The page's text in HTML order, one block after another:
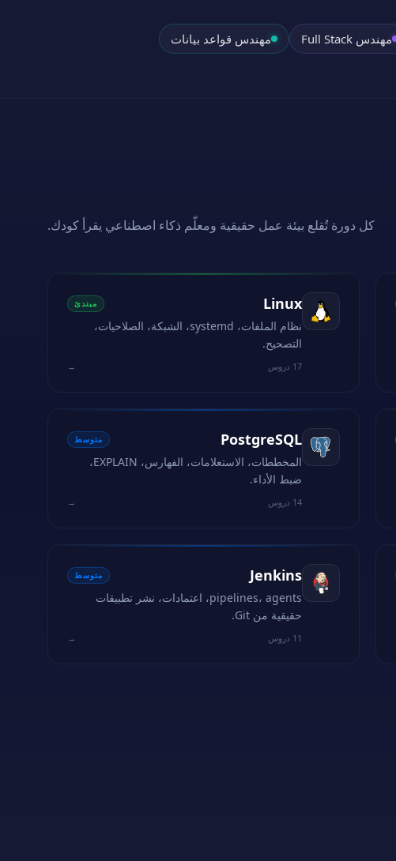
مهندس Full Stack مهندس قواعد بيانات
كل دورة تُقلع بيئة عمل حقيقية ومعلّم ذكاء اصطناعي يقرأ كودك.
Linux مبتدئ
نظام الملفات، systemd، الشبكة، الصلاحيات،
التصحيح.
17 دروس →
PostgreSQL متوسط
المخططات، الاستعلامات، الفهارس، EXPLAIN،
ضبط الأداء.
14 دروس →
Jenkins متوسط
pipelines، agents، اعتمادات، نشر تطبيقات
حقيقية من Git.
11 دروس →